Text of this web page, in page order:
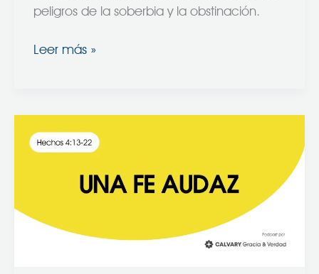
peligros de la soberbia y la obstinación.
Leer más »
Fe
4:13-